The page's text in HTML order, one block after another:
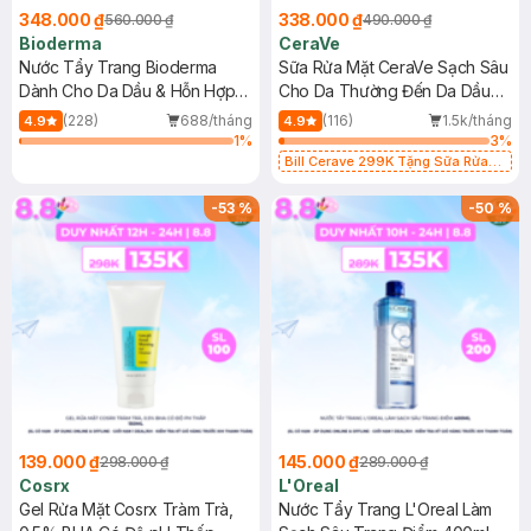
348.000 ₫560.000 ₫
Bioderma
Nước Tẩy Trang Bioderma
Dành Cho Da Dầu & Hỗn Hợp
500ml
4.9 (228)
688/tháng
1%
338.000 ₫490.000 ₫
CeraVe
Sữa Rửa Mặt CeraVe Sạch Sâu
Cho Da Thường Đến Da Dầu
473ml
4.9 (116)
1.5k/tháng
3%
Bill Cerave 299K Tặng Sữa Rửa
-53%
139.000 ₫298.000 ₫
Cosrx
Gel Rửa Mặt Cosrx Tràm Trà,
-50%
145.000 ₫289.000 ₫
L'Oreal
Nước Tẩy Trang L'Oreal Làm